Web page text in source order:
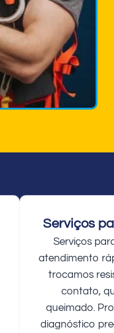
Serviços
Serviços
atendimento
trocamos
contato,
queimado.
diagnóstico